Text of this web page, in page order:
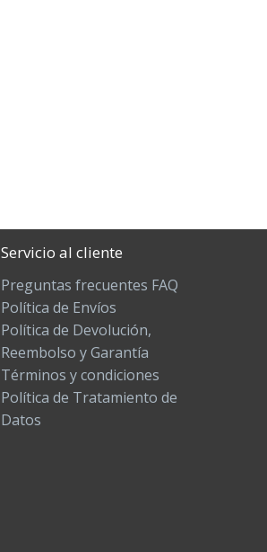
Servicio al cliente
Preguntas frecuentes FAQ
Política de Envíos
Política de Devolución,
Reembolso y Garantía
Términos y condiciones
Política de Tratamiento de
Datos